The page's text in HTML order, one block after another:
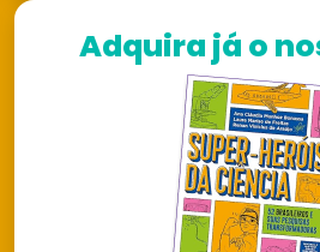
Adquira já o